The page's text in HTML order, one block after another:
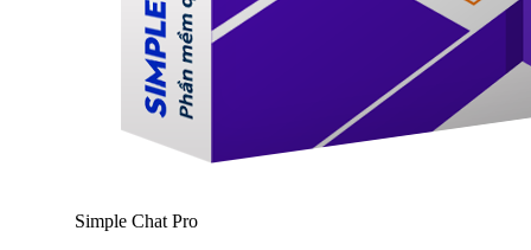
Simple Chat Pro